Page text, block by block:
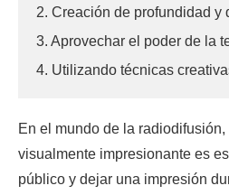
2. Creación de profundidad y
3. Aprovechar el poder de la
4. Utilizando técnicas
En el mundo de la
visualmente impresionante es
público y dejar una impresión